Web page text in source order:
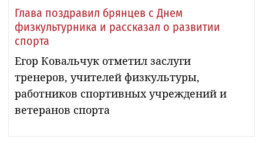
Глава поздравил брянцев с Днем
физкультурника и рассказал о развитии
спорта
Егор Ковальчук отметил заслуги
тренеров, учителей физкультуры,
работников спортивных учреждений и
ветеранов спорта